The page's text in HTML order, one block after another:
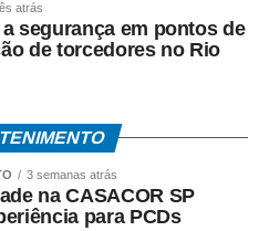
atrás
segurança em pontos de
de torcedores no Rio
3 semanas atrás
na CASACOR SP
para PCDs